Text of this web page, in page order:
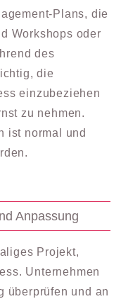
Plans, die
Workshops oder
des
die
einzubeziehen
zu nehmen.
ist normal und
Anpassung
Projekt,
Unternehmen
überprüfen und an